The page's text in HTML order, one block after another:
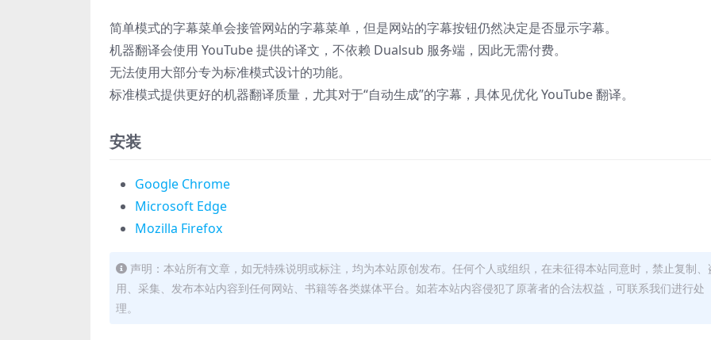
简单模式的字幕菜单会接管网站的字幕菜单，但是网站的字幕按钮仍然决定是否显示字幕。
机器翻译会使用 YouTube 提供的译文，不依赖 Dualsub 服务端，因此无需付费。
无法使用大部分专为标准模式设计的功能。
标准模式提供更好的机器翻译质量，尤其对于“自动生成”的字幕，具体见优化 YouTube 翻译。
安装
Google Chrome
Microsoft Edge
Mozilla Firefox
声明：本站所有文章，如无特殊说明或标注，均为本站原创发布。任何个人或组织，在未征得本站同意时，禁止复制、
用、采集、发布本站内容到任何网站、书籍等各类媒体平台。如若本站内容侵犯了原著者的合法权益，可联系我们进行处
理。